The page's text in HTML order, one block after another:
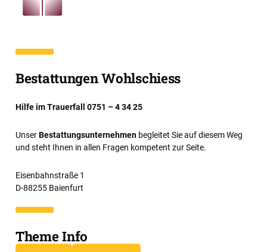
Bestattungen Wohlschiess
Hilfe im Trauerfall 0751 – 4 34 25
UnserBestattungsunternehmenbegleitet Sie auf diesem Weg
und steht Ihnen in allen Fragen kompetent zur Seite.
Eisenbahnstraße 1
D-88255 Baienfurt
Theme Info